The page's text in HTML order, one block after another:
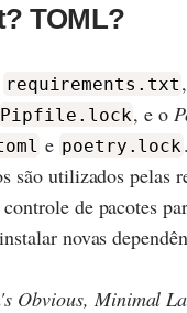
TOML?
requirements.txt
Pipfile.lock, e o
e poetry.lock
são utilizados pelas
de pacotes
novas
Obvious, Minimal